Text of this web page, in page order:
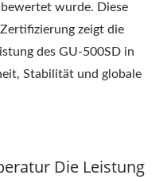
wurde. Diese
zeigt die
des GU-500SD in
Stabilität und globale
Die Leistung